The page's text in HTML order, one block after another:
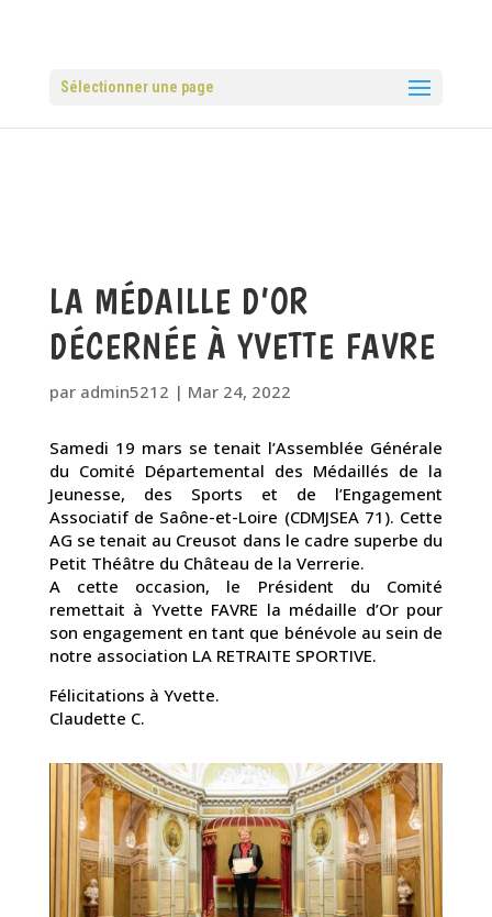
Sélectionner une page
LA MÉDAILLE D’OR
DÉCERNÉE À YVETTE FAVRE
par admin5212 | Mar 24, 2022
Samedi 19 mars se tenait l’Assemblée Générale
du Comité Départemental des Médaillés de la
Jeunesse, des Sports et de l’Engagement
Associatif de Saône-et-Loire (CDMJSEA 71). Cette
AG se tenait au Creusot dans le cadre superbe du
Petit Théâtre du Château de la Verrerie.
A cette occasion, le Président du Comité
remettait à Yvette FAVRE la médaille d’Or pour
son engagement en tant que bénévole au sein de
notre association LA RETRAITE SPORTIVE.
Félicitations à Yvette.
Claudette C.